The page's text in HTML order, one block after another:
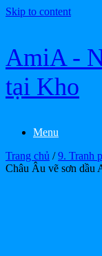
Skip to content
AmiA -
tại Kho
Menu
Trang chủ /9. Tranh
Châu Âu vẽ sơn dầu